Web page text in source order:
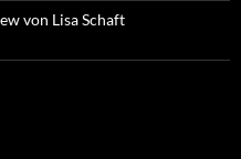
von Lisa Schaft